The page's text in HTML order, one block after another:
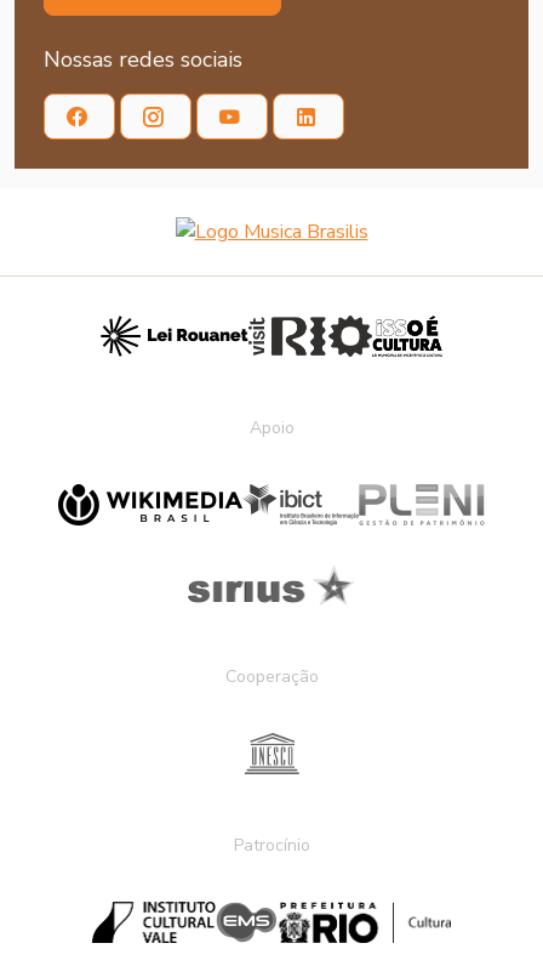
Nossas redes sociais
Apoio
Cooperação
Patrocínio